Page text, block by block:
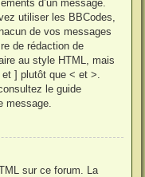
d’un message.
utiliser les BBCodes,
de vos messages
de rédaction de
au style HTML, mais
] plutôt que < et >.
le guide
message.
sur ce forum. La